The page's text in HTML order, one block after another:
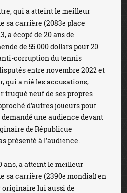
qui a atteint le meilleur
sa carrière (2083e place
a écopé de 20 ans de
de 55.000 dollars pour 20
corruption du tennis
entre novembre 2022 et
qui a nié les accusations,
truqué neuf de ses propres
d’autres joueurs pour
une audience devant
de République
présenté à l’audience.
ans, a atteint le meilleur
sa carrière (2390e mondial) en
originaire lui aussi de